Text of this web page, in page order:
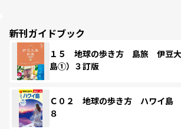
新刊ガイドブック
１５ 地球の歩き方 島旅 伊豆
島①）３訂版
Ｃ０２ 地球の歩き方 ハワイ島
８